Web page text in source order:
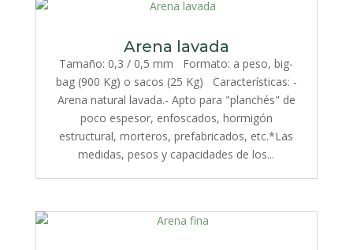
Arena lavada
Tamaño: 0,3 / 0,5 mm Formato: a peso, big-
bag (900 Kg) o sacos (25 Kg) Características: -
Arena natural lavada.- Apto para "planchés" de
poco espesor, enfoscados, hormigón
estructural, morteros, prefabricados, etc.*Las
medidas, pesos y capacidades de los...